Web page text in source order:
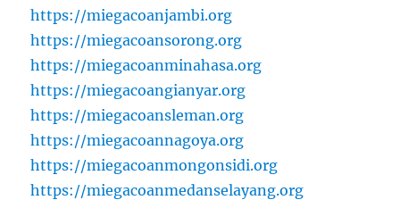
https://miegacoanjambi.org
https://miegacoansorong.org
https://miegacoanminahasa.org
https://miegacoangianyar.org
https://miegacoansleman.org
https://miegacoannagoya.org
https://miegacoanmongonsidi.org
https://miegacoanmedanselayang.org